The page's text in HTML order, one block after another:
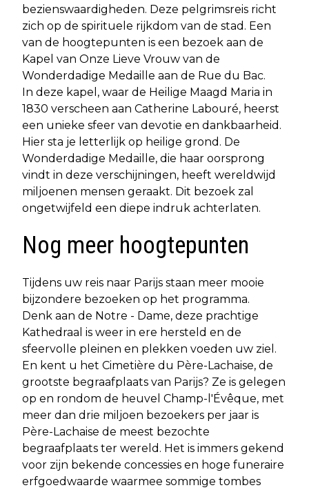
bezienswaardigheden. Deze pelgrimsreis richt
zich op de spirituele rijkdom van de stad. Een
van de hoogtepunten is een bezoek aan de
Kapel van Onze Lieve Vrouw van de
Wonderdadige Medaille aan de Rue du Bac.
In deze kapel, waar de Heilige Maagd Maria in
1830 verscheen aan Catherine Labouré, heerst
een unieke sfeer van devotie en dankbaarheid.
Hier sta je letterlijk op heilige grond. De
Wonderdadige Medaille, die haar oorsprong
vindt in deze verschijningen, heeft wereldwijd
miljoenen mensen geraakt. Dit bezoek zal
ongetwijfeld een diepe indruk achterlaten.
Nog meer hoogtepunten
Tijdens uw reis naar Parijs staan meer mooie
bijzondere bezoeken op het programma.
Denk aan de Notre - Dame, deze prachtige
Kathedraal is weer in ere hersteld en de
sfeervolle pleinen en plekken voeden uw ziel.
En kent u het Cimetière du Père-Lachaise, de
grootste begraafplaats van Parijs? Ze is gelegen
op en rondom de heuvel Champ-l'Évêque, met
meer dan drie miljoen bezoekers per jaar is
Père-Lachaise de meest bezochte
begraafplaats ter wereld. Het is immers gekend
voor zijn bekende concessies en hoge funeraire
erfgoedwaarde waarmee sommige tombes